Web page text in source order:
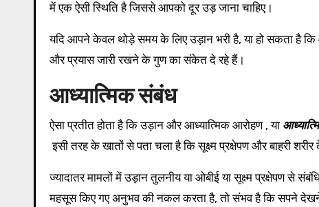
में एक ऐसी स्थिति है जिससे आपको दूर उड़ जाना चाहिए।
यदि आपने केवल थोड़े समय के लिए उड़ान भरी है, या हो सकता है
और प्रयास जारी रखने के गुण का संकेत दे रहे हैं।
आध्यात्मिक संबंध
ऐसा प्रतीत होता है कि उड़ान और आध्यात्मिक आरोहण , या
इसी तरह के खातों से पता चला है कि सूक्ष्म प्रक्षेपण और बाहरी
ज्यादातर मामलों में उड़ान तुलनीय या ओबीई या सूक्ष्म प्रक्षेपण से
महसूस किए गए अनुभव की नकल करता है, तो संभव है कि सपने देखने